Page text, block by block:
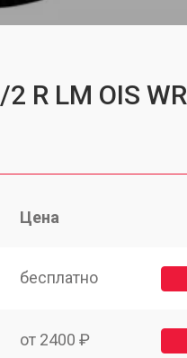
R LM OIS WR
Цена
бесплатно
от 2400 ₽